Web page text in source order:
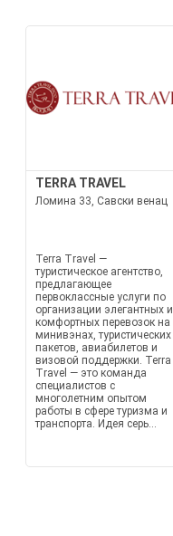
TERRA TRAVEL
Ломина 33, Савски венац
Terra Travel —
туристическое агентство,
предлагающее
первоклассные услуги по
организации элегантных и
комфортных перевозок на
минивэнах, туристических
пакетов, авиабилетов и
визовой поддержки. Terra
Travel — это команда
специалистов с
многолетним опытом
работы в сфере туризма и
транспорта. Идея серь...